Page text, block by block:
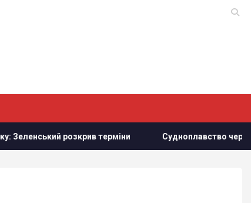
терміни Судноплавство через Баб-ель-